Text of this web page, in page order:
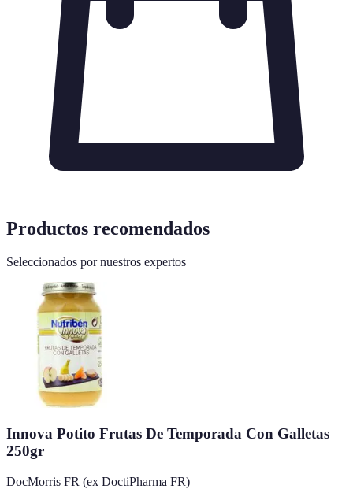
Productos recomendados
Seleccionados por nuestros expertos
Innova Potito Frutas De Temporada Con Galletas
250gr
DocMorris FR (ex DoctiPharma FR)